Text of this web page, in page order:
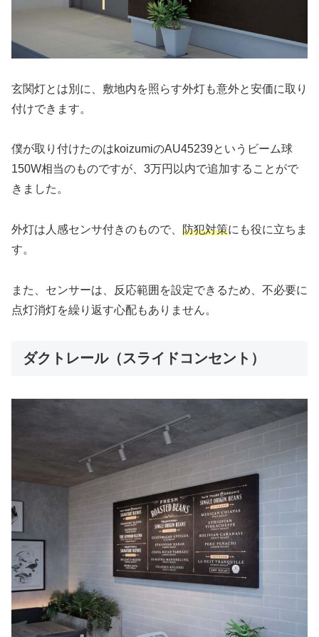
玄関灯とは別に、敷地内を照らす外灯も意外と安価に取り
付けできます。
僕が取り付けたのはkoizumiのAU45239というビーム球
150W相当のものですが、3万円以内で追加することがで
きました。
外灯は人感センサ付きのもので、 防犯対策にも役に立ちま
す。
また、センサーは、反応範囲を設定できるため、不必要に
点灯消灯を繰り返す心配もありません。
ダクトレール（スライドコンセント）